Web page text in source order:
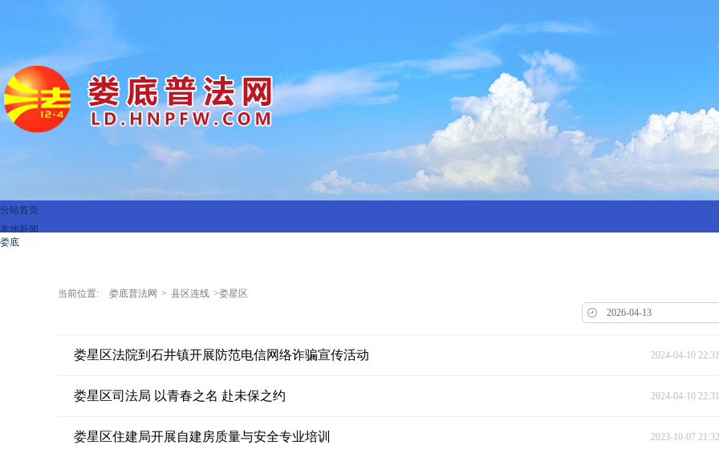
分站首页
本地新闻
县区连线
娄底
当前位置: 娄底普法网 > 县区连线 >娄星区
娄星区法院到石井镇开展防范电信网络诈骗宣传活动 2024-04-10
娄星区司法局 以青春之名 赴未保之约 2024-04-10
娄星区住建局开展自建房质量与安全专业培训 2023-10-07